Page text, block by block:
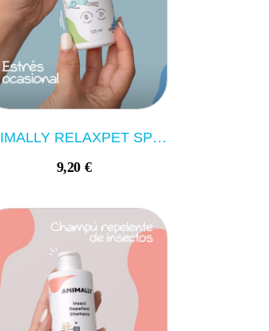
ANIMALLY RELAXPET SPRAY 125ML
9,20 €